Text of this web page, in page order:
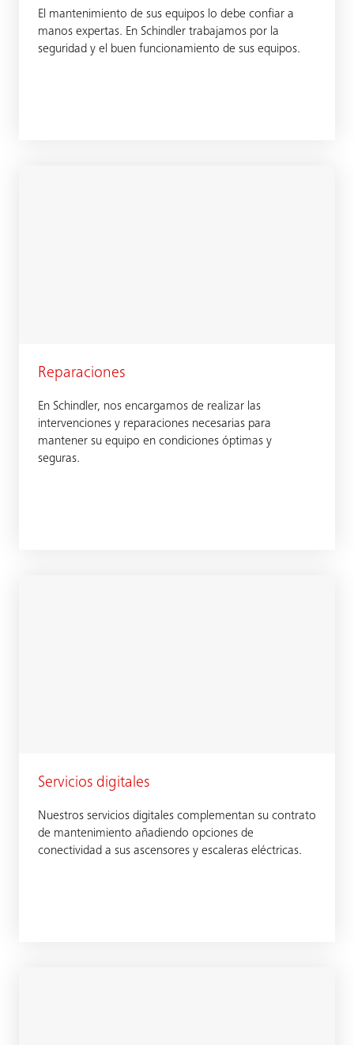
El mantenimiento de sus equipos lo debe confiar a
manos expertas. En Schindler trabajamos por la
seguridad y el buen funcionamiento de sus equipos.
Reparaciones
En Schindler, nos encargamos de realizar las
intervenciones y reparaciones necesarias para
mantener su equipo en condiciones óptimas y
seguras.
Servicios digitales
Nuestros servicios digitales complementan su contrato
de mantenimiento añadiendo opciones de
conectividad a sus ascensores y escaleras eléctricas.